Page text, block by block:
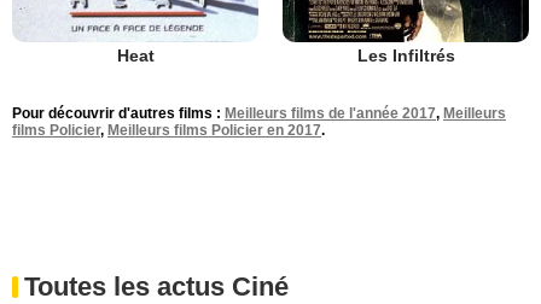
Heat Les Infiltrés
Pour découvrir d'autres films : Meilleurs films de l'année 2017, Meilleurs
films Policier, Meilleurs films Policier en 2017.
Toutes les actus Ciné